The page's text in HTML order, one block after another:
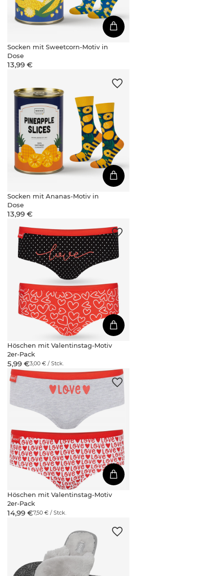
Socken mit Sweetcorn-Motiv in
Dose
13,99 €
Socken mit Ananas-Motiv in
Dose
13,99 €
Höschen mit Valentinstag-Motiv
2er-Pack
5,99 €3,00 € / Stck.
Höschen mit Valentinstag-Motiv
2er-Pack
14,99 €7,50 € / Stck.